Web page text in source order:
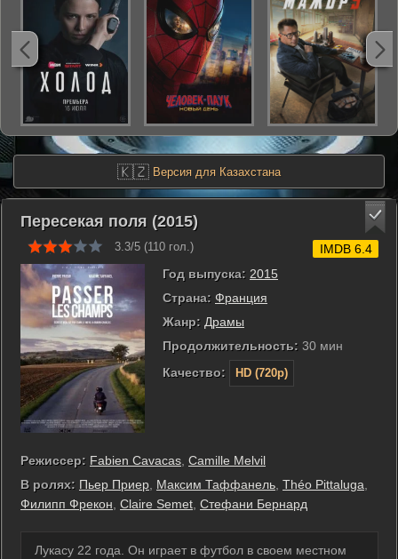
🇰🇿 Версия для Казахстана
Пересекая поля (2015)
3.3/5 (110 гол.)
Год выпуска: 2015
Страна: Франция
Жанр: Драмы
Продолжительность: 30 мин
Качество:
HD (720p)
IMDB 6.4
Режиссер: Fabien Cavacas Camille Melvil
В ролях: Пьер Приер Максим Таффанель Théo Pittaluga
Филипп Фрекон Claire Semet Стефани Бернард
Лукасу 22 года. Он играет в футбол в своем местном